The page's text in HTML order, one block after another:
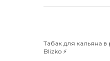
Табак для кальяна
Blizko ⚡️